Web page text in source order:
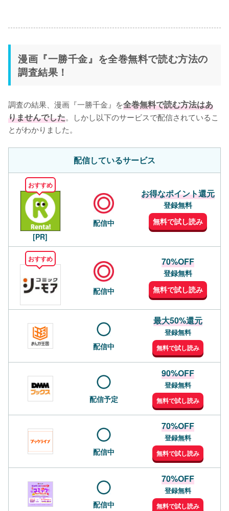
漫画『一勝千金』を全巻無料で読む方法の
調査結果！
調査の結果、漫画『一勝千金』を全巻無料で読む方法はあ
りませんでした。しかし以下のサービスで配信されているこ
とがわかりました。
配信しているサービス
おすすめ
[PR]
配信中
お得なポイント還元
登録無料
無料で試し読み
おすすめ
配信中
70%OFF
登録無料
無料で試し読み
配信中
最大50%還元
登録無料
無料で試し読み
配信予定
90%OFF
登録無料
無料で試し読み
配信中
70%OFF
登録無料
無料で試し読み
配信中
70%OFF
登録無料
無料で試し読み